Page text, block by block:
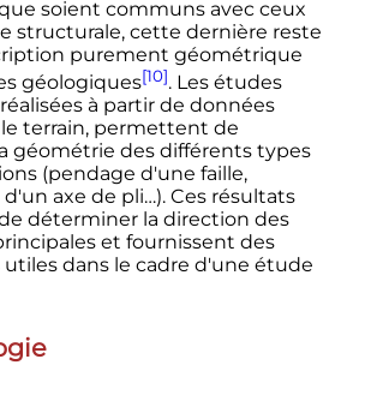
soient communs avec ceux
structurale, cette dernière reste
purement géométrique
géologiques[10]. Les études
à partir de données
le terrain, permettent de
géométrie des différents types
(pendage d'une faille,
axe de pli…). Ces résultats
déterminer la direction des
et fournissent des
dans le cadre d'une étude